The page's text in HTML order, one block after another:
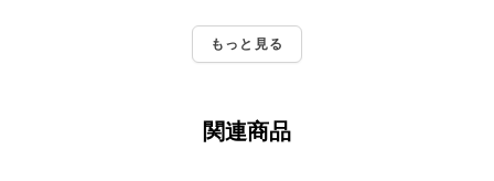
もっと見る
関連商品